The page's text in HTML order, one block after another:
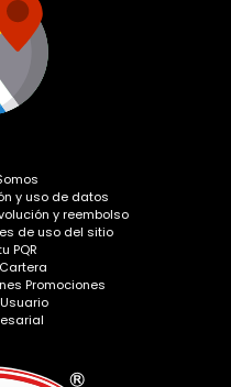
y uso de datos
y reembolso
de uso del sitio
PQR
Promociones